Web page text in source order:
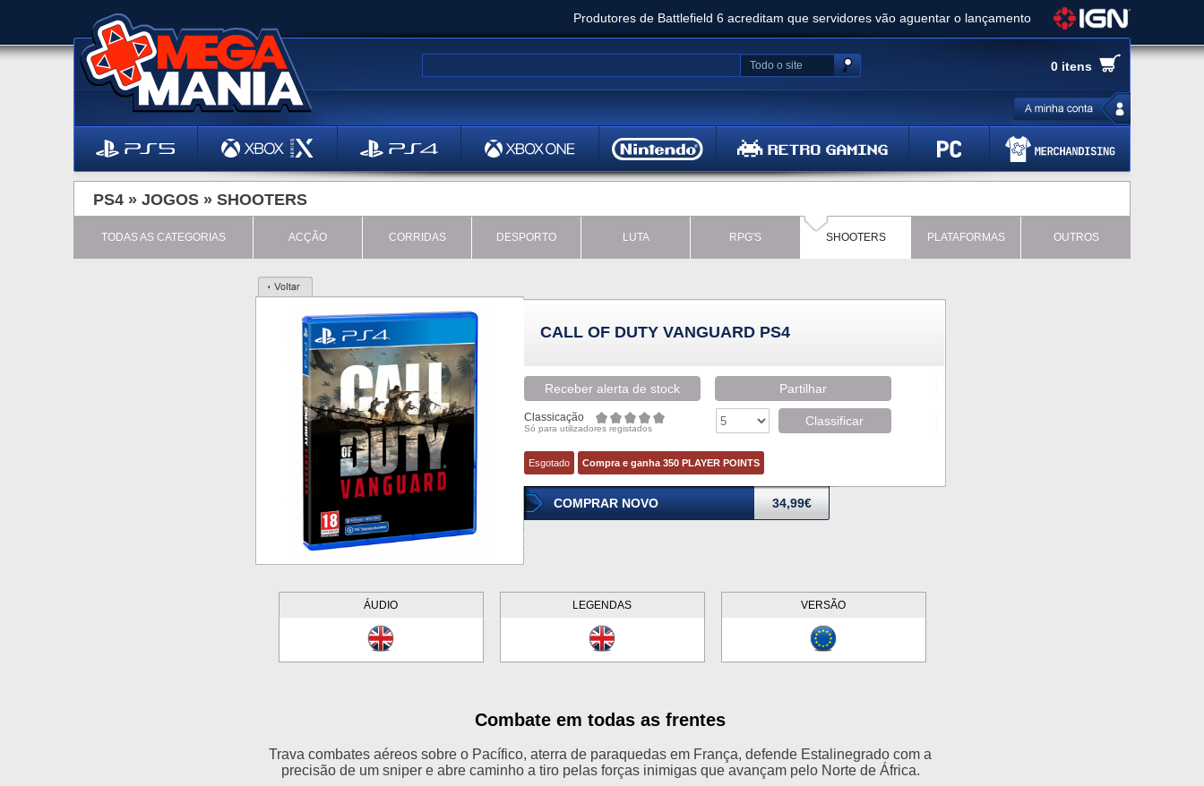
Produtores de Battlefield 6 acreditam que servidores vão aguentar o lançamento
Clair Obscur: Expedition 33 já vendeu 5 milhões de cópias e vai receber novo conteúdo
Ghost of Yotei - Análise
Metal Gear Solid Delta: Snake Eater - Análise
Bethesda anuncia livestream para o Fallout Day
0 itens
Todo o site
PS4 » JOGOS » SHOOTERS
TODAS AS CATEGORIAS ACÇÃO CORRIDAS DESPORTO LUTA RPG'S SHOOTERS PLATAFORMAS OUTROS
CALL OF DUTY VANGUARD PS4
Receber alerta de stock Partilhar
Classicação
Só para utilizadores registados
Classificar
Esgotado Compra e ganha 350 PLAYER POINTS
COMPRAR NOVO 34,99€
ÁUDIO LEGENDAS VERSÃO
Combate em todas as frentes
Trava combates aéreos sobre o Pacífico, aterra de paraquedas em França, defende Estalinegrado com a
precisão de um sniper e abre caminho a tiro pelas forças inimigas que avançam pelo Norte de África.